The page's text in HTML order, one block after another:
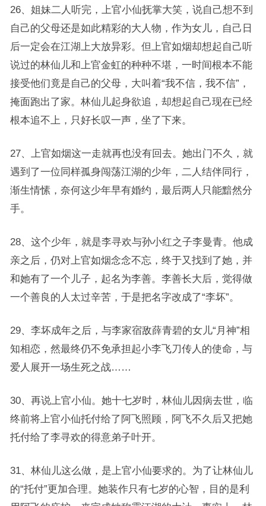
26、姐妹二人听完，上官小仙抚掌大笑，说自己想不到
自己的父母还是如此精彩的大人物，作为女儿，自己日
后一定会在江湖上大放异彩。但上官如烟却想起自己听
说过的林仙儿和上官金虹的种种不堪，一时间根本不能
接受他们竟是自己的父母，大叫着“我不信，我不信”，
掩面跑出了家。林仙儿起身欲追，却想起自己现在已经
根本追不上，只好长叹一声，坐了下来。
27、上官如烟这一走就再也没有回去。她出门不久，就
遇到了一位同样孤身闯荡江湖的少年，二人结伴同行，
渐生情愫，奈何这少年早有婚约，最后两人只能黯然分
手。
28、这个少年，就是李寻欢与孙小红之子李曼青。他成
亲之后，仍对上官如烟念念不忘，终于又找到了她，并
和她有了一个儿子，起名为李善。李善长大后，觉得做
一个善良的人太过辛苦，于是把名字改成了“李坏”。
29、李坏成年之后，与李家宿敌薛青碧的女儿“月神”相
知相恋，然最终仍不免承担起小李飞刀传人的使命，与
爱人展开一场生死之战……
30、再说上官小仙。她十七岁时，林仙儿因病去世，临
终前将上官小仙托付给了阿飞照顾，阿飞不久后又把她
托付给了李寻欢的得意弟子叶开。
31、林仙儿这么做，是上官小仙要求的。为了让林仙儿
的“托付”更加合理。她装作只有七岁的心智，目的是利